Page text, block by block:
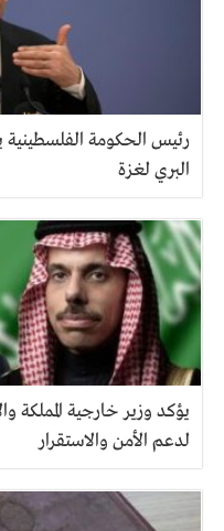
رئيس الحكومة
البري لغزة
يؤكد وزير خارجية المملكة
لدعم الأمن والاستقرار